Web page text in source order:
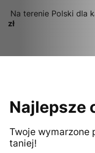
Na terenie Polski dla
zł
Najlepsze
Twoje wymarzone
taniej!